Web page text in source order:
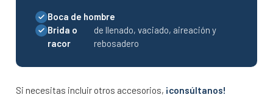
Boca de hombre
Brida o
racor
de llenado, vaciado, aireación y
rebosadero
Si necesitas incluir otros accesorios, ¡consúltanos!